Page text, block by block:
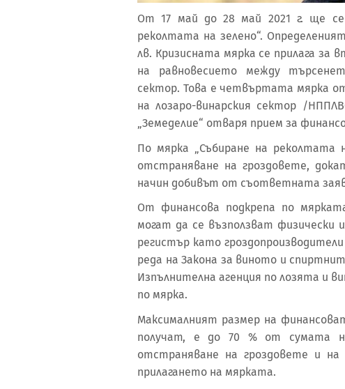
От 17 май до 28 май 2021 г. ще се
реколтата на зелено“.
лв. Кризисната мярка се прилага за
на равновесието между
сектор. Това е четвъртата мярка
на лозаро-винарския сектор /
„Земеделие“ отваря прием за
По мярка „Събиране на реколтата
отстраняване на гроздовете,
начин добивът от съответната
От финансова подкрепа по
могат да се възползват физически
регистър като
реда на Закона за виното и
Изпълнителна агенция по лозята и
по мярка.
Максималният размер на
получат, е до 70 % от сумата
отстраняване на гроздовете и
прилагането на мярката.